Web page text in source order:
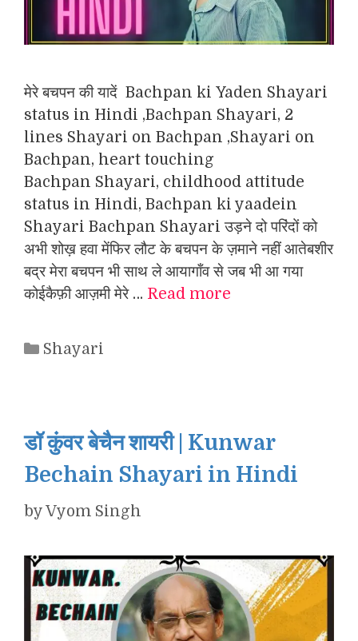
मेरे बचपन की यादें Bachpan ki Yaden Shayari
status in Hindi ,Bachpan Shayari, 2
lines Shayari on Bachpan ,Shayari on
Bachpan, heart touching
Bachpan Shayari, childhood attitude
status in Hindi, Bachpan ki yaadein
Shayari Bachpan Shayari उड़ने दो परिंदों को
अभी शोख़ हवा मेंफिर लौट के बचपन के ज़माने नहीं आतेबशीर
बद्र मेरा बचपन भी साथ ले आयागाँव से जब भी आ गया
कोईकैफ़ी आज़मी मेरे … Read more
Categories
Shayari
डॉ कुंवर बेचैन शायरी | Kunwar
Bechain Shayari in Hindi
byVyom Singh